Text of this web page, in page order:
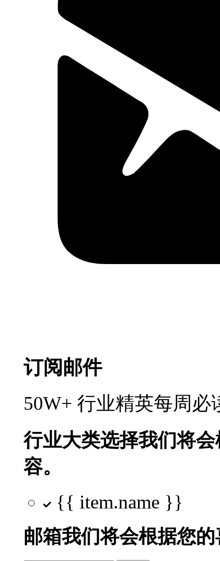
订阅邮件
50W+ 行业精英每周
行业大类选择我们将
容。
{{ item.name }}
邮箱我们将会根据您